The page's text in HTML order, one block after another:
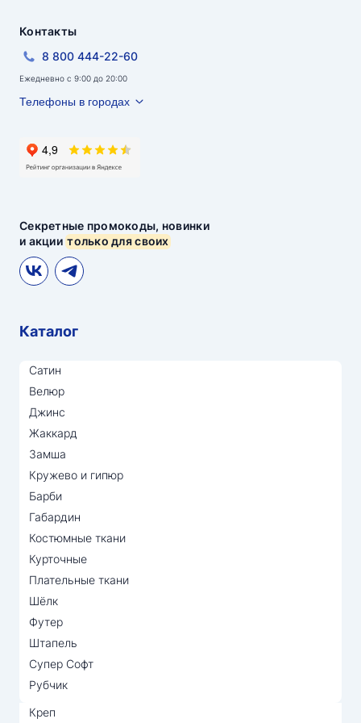
Секретные промокоды, новинки
и акциитолько для своих
Контакты
8 800 444-22-60
Ежедневно с 9:00 до 20:00
Телефоны в городах
Каталог
Сатин
Велюр
Джинс
Жаккард
Замша
Кружево и гипюр
Барби
Габардин
Костюмные ткани
Курточные
Плательные ткани
Шёлк
Футер
Штапель
Супер Софт
Рубчик
Креп